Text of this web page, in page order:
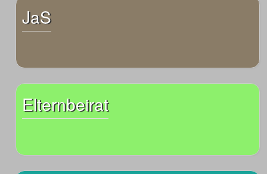
JaS
Elternbeirat